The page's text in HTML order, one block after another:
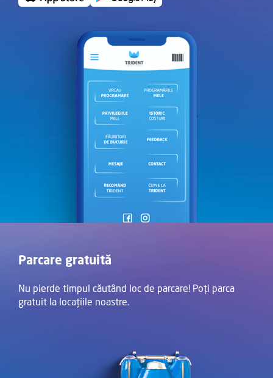
Parcare gratuită
Nu pierde timpul căutând loc de parcare! Poți parca
gratuit la locațiile noastre.